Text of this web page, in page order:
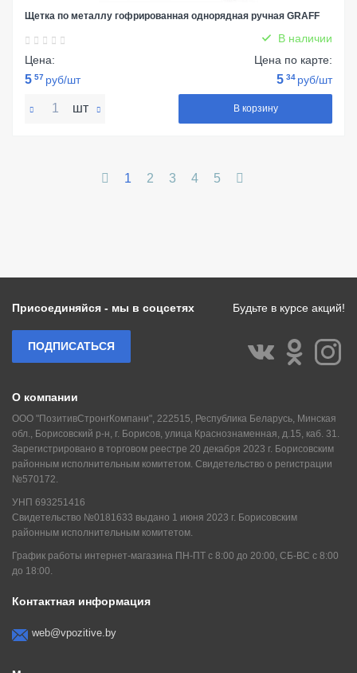
Щетка по металлу гофрированная однорядная ручная GRAFF
В наличии
Цена:
5 57 руб/шт
Цена по карте:
5 34 руб/шт
шт В корзину
1 2 3 4 5
Контактная информация
web@vpozitive.by
О компании
ООО "ПозитивСтронгКомпани", 222515, Республика Беларусь, Минская
обл., Борисовский р-н, г. Борисов, улица Краснознаменная, д.15, каб. 31.
Зарегистрировано в торговом реестре 20 декабря 2023 г. Борисовским
районным исполнительным комитетом. Свидетельство о регистрации
№570172.
УНП 693251416
Свидетельство №0181633 выдано 1 июня 2023 г. Борисовским
районным исполнительным комитетом.
График работы интернет-магазина ПН-ПТ с 8:00 до 20:00, СБ-ВС с 8:00
до 18:00.
Присоединяйся - мы в соцсетях Будьте в курсе акций!
ПОДПИСАТЬСЯ